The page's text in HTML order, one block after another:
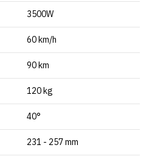
3500W
60 km/h
90 km
120 kg
40°
231 - 257 mm